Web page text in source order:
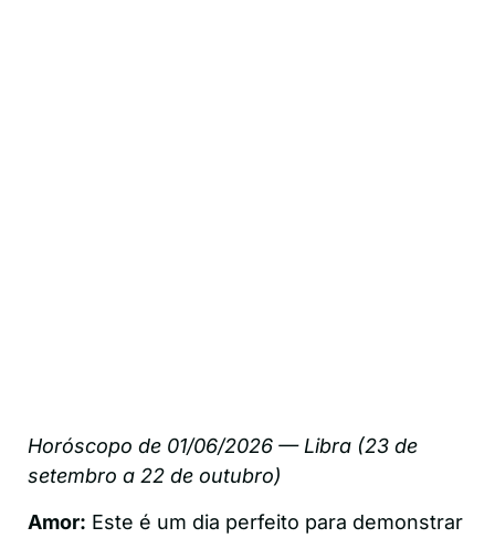
Horóscopo de 01/06/2026 — Libra (23 de
setembro a 22 de outubro)
Amor: Este é um dia perfeito para demonstrar